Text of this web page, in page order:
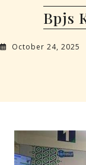
Bpjs
October 24, 2025